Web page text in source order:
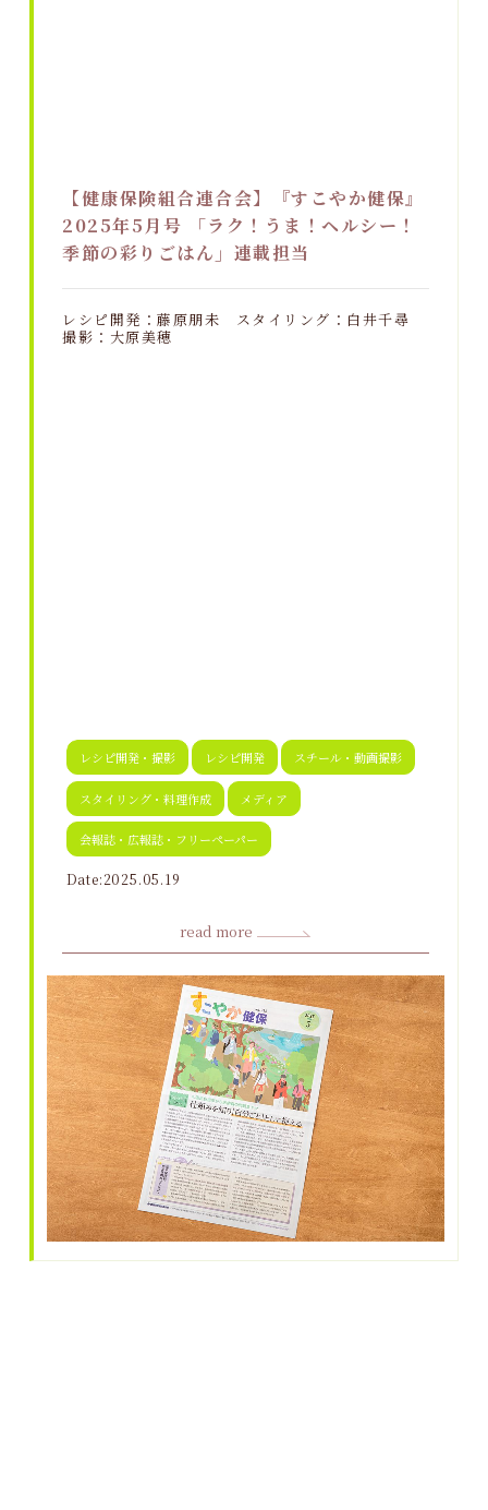
【健康保険組合連合会】『すこやか健保』
2025年5月号 「ラク！うま！ヘルシー！
季節の彩りごはん」連載担当
レシピ開発：藤原朋未 スタイリング：白井千尋
撮影：大原美穂
レシピ開発・撮影 レシピ開発 スチール・動画撮影
スタイリング・料理作成 メディア
会報誌・広報誌・フリーペーパー
Date:2025.05.19
read more